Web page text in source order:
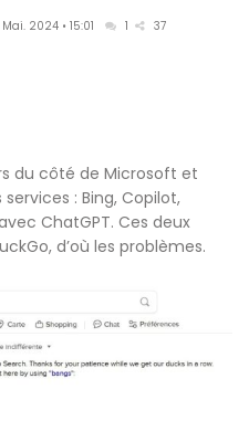
2024 • 15:01 1 37
du côté de Microsoft et
: Bing, Copilot,
ChatGPT. Ces deux
d’où les problèmes.